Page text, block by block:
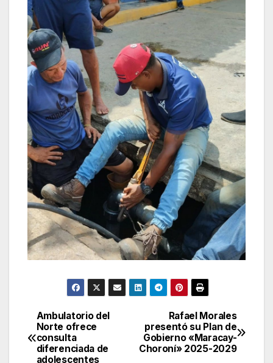
Navegación
de
Rafael Morales
presentó su Plan de
Gobierno «Maracay-
Choroní» 2025-2029
Ambulatorio del
Norte ofrece
consulta
diferenciada de
adolescentes